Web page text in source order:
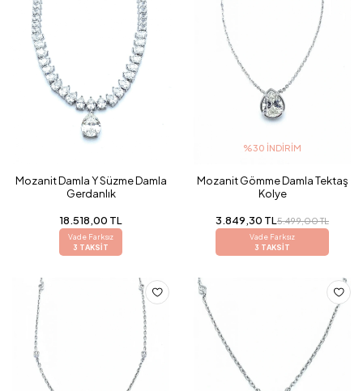
Mozanit Damla Y Süzme Damla
Gerdanlık
18.518,00 TL
Vade Farksız
3 TAKSİT
%30 İNDIRIM
Mozanit Gömme Damla Tektaş
Kolye
3.849,30 TL5.499,00 TL
Vade Farksız
3 TAKSİT